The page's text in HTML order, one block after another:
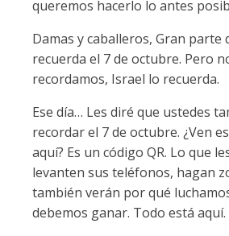
queremos hacerlo lo antes
Damas y caballeros, Gran parte
recuerda el 7 de octubre. Pero
recordamos, Israel lo recuerda.
Ese día… Les diré que ustedes
recordar el 7 de octubre. ¿Ven
aquí? Es un código QR. Lo que
levanten sus teléfonos, hagan
también verán por qué
debemos ganar. Todo está aquí.